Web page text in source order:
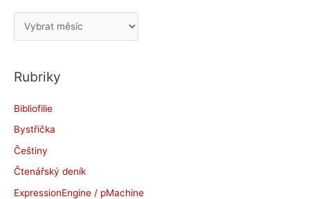
r
h
v
y
Rubriky
Bibliofilie
Bystřička
Češtiny
Čtenářský deník
ExpressionEngine / pMachine